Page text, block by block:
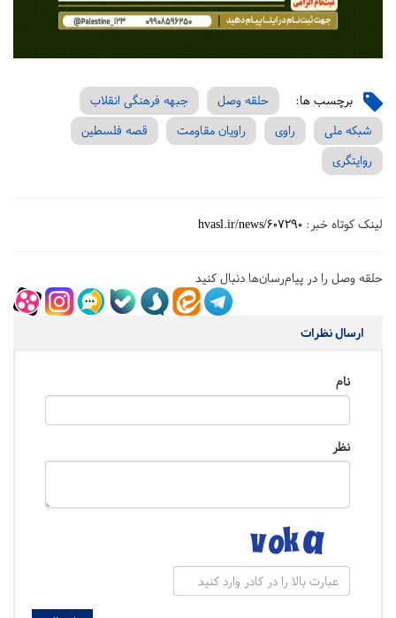
برچسب ها: حلقه وصل
جبهه فرهنگی انقلاب
شبکه ملی
راوی راویان مقاومت
قصه فلسطین
روایتگری
لینک کوتاه خبر: hvasl.ir/news/607290
حلقه وصل را در پیام‌رسان‌ها دنبال کنید
ارسال نظرات
نام
نظر